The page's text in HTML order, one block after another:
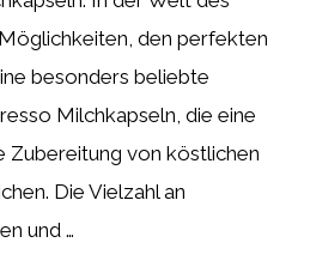
den perfekten
besonders beliebte
Milchkapseln, die eine
Zubereitung von köstlichen
Die Vielzahl an
und …